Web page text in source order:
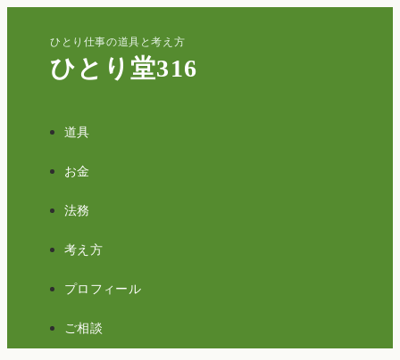
ひとり仕事の道具と考え方
ひとり堂316
道具
お金
法務
考え方
プロフィール
ご相談